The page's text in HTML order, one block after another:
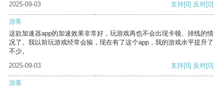
2025-09-03
支持[0] 反对[0]
游客
这款加速器app的加速效果非常好，玩游戏再也不会出现卡顿、掉线的情
况了。我以前玩游戏经常会输，现在有了这个app，我的游戏水平提升了
不少。
2025-09-03
支持[0] 反对[0]
游客